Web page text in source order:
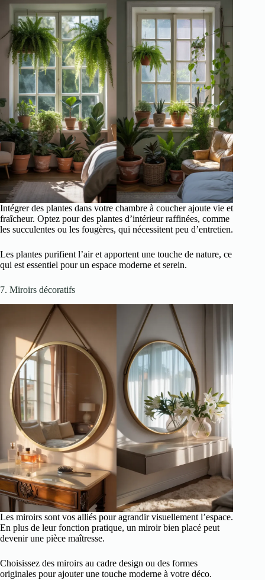
Intégrer des plantes dans votre chambre à coucher ajoute vie et
fraîcheur. Optez pour des plantes d’intérieur raffinées, comme
les succulentes ou les fougères, qui nécessitent peu d’entretien.
Les plantes purifient l’air et apportent une touche de nature, ce
qui est essentiel pour un espace moderne et serein.
7. Miroirs décoratifs
Les miroirs sont vos alliés pour agrandir visuellement l’espace.
En plus de leur fonction pratique, un miroir bien placé peut
devenir une pièce maîtresse.
Choisissez des miroirs au cadre design ou des formes
originales pour ajouter une touche moderne à votre déco.